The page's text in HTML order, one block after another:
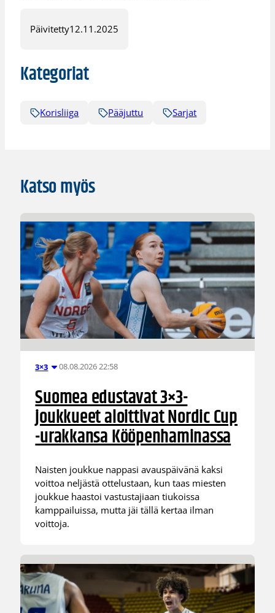
Päivitetty12.11.2025
Kategoriat
Korisliiga Pääjuttu Sarjat
Katso myös
3×3 08.08.2026 22:58
Suomea edustavat 3×3-
joukkueet aloittivat Nordic Cup
-urakkansa Kööpenhaminassa
Naisten joukkue nappasi avauspäivänä kaksi
voittoa neljästä ottelustaan, kun taas miesten
joukkue haastoi vastustajiaan tiukoissa
kamppailuissa, mutta jäi tällä kertaa ilman
voittoja.